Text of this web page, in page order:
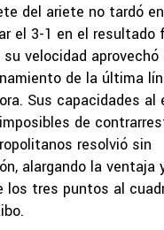
del ariete no tardó
el 3-1 en el resultado
su velocidad aprovechó
de la última
Sus capacidades al
de
resolvió sin
alargando la ventaja
los tres puntos al